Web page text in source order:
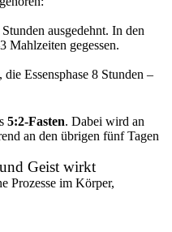
ausgedehnt. In den
Mahlzeiten gegessen.
Essensphase 8 Stunden –
5:2‑Fasten. Dabei wird an
an den übrigen fünf Tagen
Geist wirkt
Prozesse im Körper,